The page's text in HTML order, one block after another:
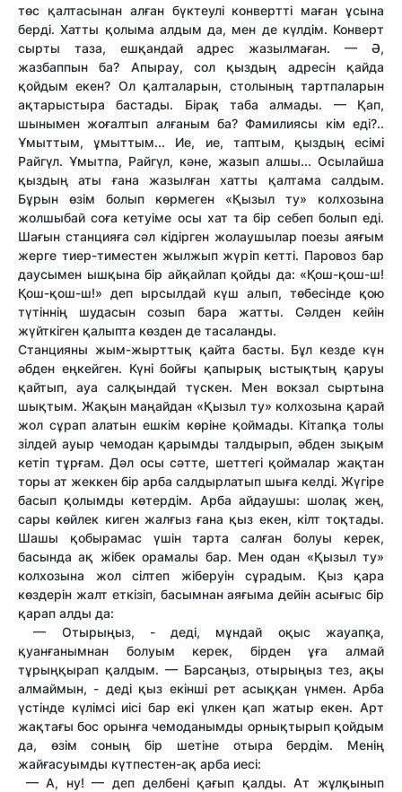
төс қалтасынан алған бүктеулі конвертті маған ұсына
берді. Хатты қолыма алдым да, мен де күлдім. Конверт
сырты таза, ешқандай адрес жазылмаған. — Ә,
жазбаппын ба? Апырау, сол қыздың адресін қайда
қойдым екен? Ол қалталарын, столының тартпаларын
ақтарыстыра бастады. Бірақ таба алмады. — Қап,
шынымен жоғалтып алғаным ба? Фамилиясы кім еді?..
Ұмыттым, ұмыттым... Ие, ие, таптым, қыздың есімі
Райгүл. Ұмытпа, Райгүл, кәне, жазып алшы... Осылайша
қыздың аты ғана жазылған хатты қалтама салдым.
Бұрын өзім болып көрмеген «Қызыл ту» колхозына
жолшыбай соға кетуіме осы хат та бір себеп болып еді.
Шағын станцияға сәл кідірген жолаушылар поезы аяғым
жерге тиер-тиместен жылжып жүріп кетті. Паровоз бар
даусымен ышқына бір айқайлап қойды да: «Қош-қош-ш!
Қош-қош-ш!» деп ырсылдай күш алып, төбесінде қою
түтіннің шудасын созып бара жатты. Сәлден кейін
жүйткіген қалыпта көзден де тасаланды.
Станцияны жым-жырттық қайта басты. Бұл кезде күн
әбден еңкейген. Күні бойғы қапырық ыстықтың қаруы
қайтып, ауа салқындай түскен. Мен вокзал сыртына
шықтым. Жақын маңайдан «Қызыл ту» колхозына қарай
жол сұрап алатын ешкім көріне қоймады. Кітапқа толы
зілдей ауыр чемодан қарымды талдырып, әбден зықым
кетіп тұрғам. Дәл осы сәтте, шеттегі қоймалар жақтан
торы ат жеккен бір арба салдырлатып шыға келді. Жүгіре
басып қолымды көтердім. Арба айдаушы: шолақ жең,
сары көйлек киген жалғыз ғана қыз екен, кілт тоқтады.
Шашы қобырамас үшін тарта салған болуы керек,
басында ақ жібек орамалы бар. Мен одан «Қызыл ту»
колхозына жол сілтеп жіберуін сұрадым. Қыз қара
көздерін жалт еткізіп, басымнан аяғыма дейін асығыс бір
қарап алды да:
— Отырыңыз, - деді, мұндай оқыс жауапқа,
қуанғанымнан болуым керек, бірден ұға алмай
тұрыңқырап қалдым. — Барсаңыз, отырыңыз тез, ақы
алмаймын, - деді қыз екінші рет асыққан үнмен. Арба
үстінде күлімсі иісі бар екі үлкен қап жатыр екен. Арт
жақтағы бос орынға чемоданымды орнықтырып қойдым
да, өзім соның бір шетіне отыра бердім. Менің
жайғасуымды күтпестен-ақ арба иесі:
— А, ну! — деп делбені қағып қалды. Ат жұлқынып